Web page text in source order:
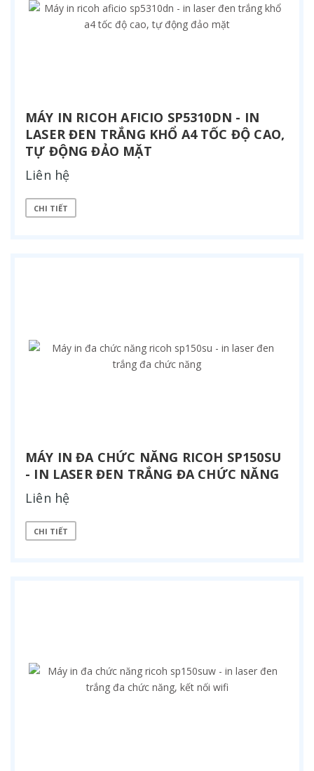
MÁY IN RICOH AFICIO SP5310DN - IN
LASER ĐEN TRẮNG KHỔ A4 TỐC ĐỘ CAO,
TỰ ĐỘNG ĐẢO MẶT
Liên hệ
CHI TIẾT
MÁY IN ĐA CHỨC NĂNG RICOH SP150SU
- IN LASER ĐEN TRẮNG ĐA CHỨC NĂNG
Liên hệ
CHI TIẾT